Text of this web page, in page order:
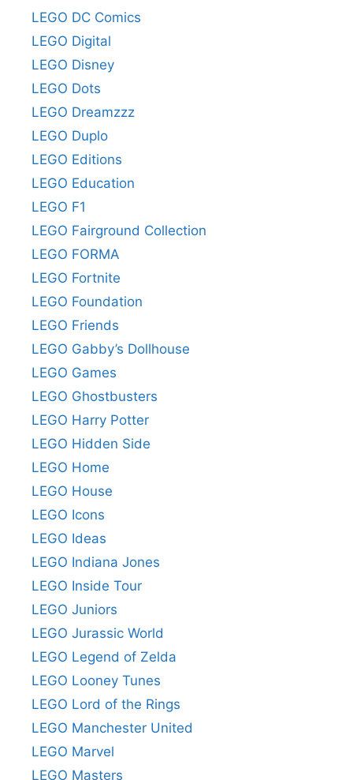
LEGO DC Comics
LEGO Digital
LEGO Disney
LEGO Dots
LEGO Dreamzzz
LEGO Duplo
LEGO Editions
LEGO Education
LEGO F1
LEGO Fairground Collection
LEGO FORMA
LEGO Fortnite
LEGO Foundation
LEGO Friends
LEGO Gabby’s Dollhouse
LEGO Games
LEGO Ghostbusters
LEGO Harry Potter
LEGO Hidden Side
LEGO Home
LEGO House
LEGO Icons
LEGO Ideas
LEGO Indiana Jones
LEGO Inside Tour
LEGO Juniors
LEGO Jurassic World
LEGO Legend of Zelda
LEGO Looney Tunes
LEGO Lord of the Rings
LEGO Manchester United
LEGO Marvel
LEGO Masters